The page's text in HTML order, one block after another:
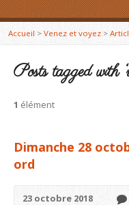
Accueil> Venez et voyez >
Posts tagged with
1 élément
Dimanche 28
ord
23 octobre 2018